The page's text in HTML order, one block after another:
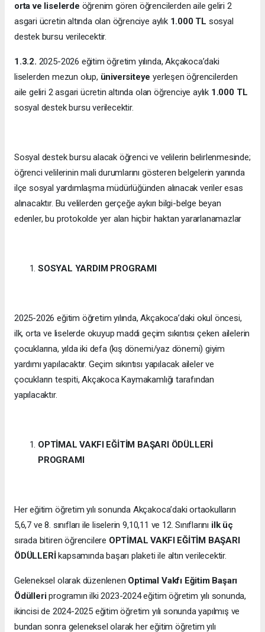
orta ve liselerde öğrenim gören öğrencilerden aile geliri 2
asgari ücretin altında olan öğrenciye aylık 1.000 TL sosyal
destek bursu verilecektir.
1.3.2. 2025-2026 eğitim öğretim yılında, Akçakoca’daki
liselerden mezun olup, üniversiteye yerleşen öğrencilerden
aile geliri 2 asgari ücretin altında olan öğrenciye aylık 1.000 TL
sosyal destek bursu verilecektir.
Sosyal destek bursu alacak öğrenci ve velilerin belirlenmesinde;
öğrenci velilerinin mali durumlarını gösteren belgelerin yanında
ilçe sosyal yardımlaşma müdürlüğünden alınacak veriler esas
alınacaktır. Bu velilerden gerçeğe aykırı bilgi-belge beyan
edenler, bu protokolde yer alan hiçbir haktan yararlanamazlar
SOSYAL YARDIM PROGRAMI
2025-2026 eğitim öğretim yılında, Akçakoca’daki okul öncesi,
ilk, orta ve liselerde okuyup maddi geçim sıkıntısı çeken ailelerin
çocuklarına, yılda iki defa (kış dönemi/yaz dönemi) giyim
yardımı yapılacaktır. Geçim sıkıntısı yapılacak aileler ve
çocukların tespiti, Akçakoca Kaymakamlığı tarafından
yapılacaktır.
OPTİMAL VAKFI EĞİTİM BAŞARI ÖDÜLLERİ
PROGRAMI
Her eğitim öğretim yılı sonunda Akçakoca’daki ortaokulların
5,6,7 ve 8. sınıfları ile liselerin 9,10,11 ve 12. Sınıflarını ilk üç
sırada bitiren öğrencilere OPTİMAL VAKFI EĞİTİM BAŞARI
ÖDÜLLERİkapsamında başarı plaketi ile altın verilecektir.
Geleneksel olarak düzenlenen Optimal Vakfı Eğitim Başarı
Ödülleriprogramın ilki 2023-2024 eğitim öğretim yılı sonunda,
ikincisi de 2024-2025 eğitim öğretim yılı sonunda yapılmış ve
bundan sonra geleneksel olarak her eğitim öğretim yılı